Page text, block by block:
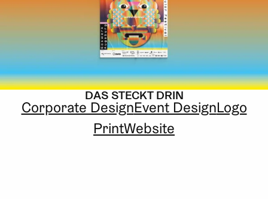
DAS STECKT DRIN
Corporate Design Event Design Logo
PrintWebsite